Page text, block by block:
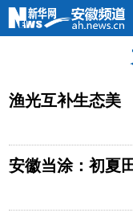
渔光互补生态美
安徽当涂：初夏